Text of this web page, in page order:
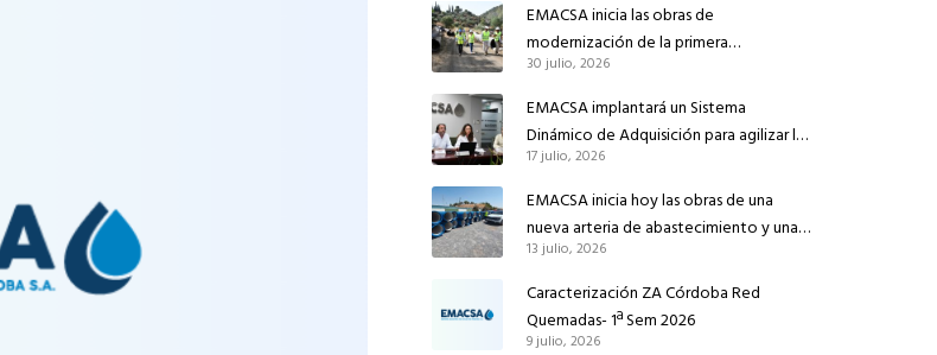
EMACSA inicia las obras de
modernización de la primera
conducción de abastecimiento para
reforzar el suministro de agua de
Córdoba
30 julio, 2026
EMACSA implantará un Sistema
Dinámico de Adquisición para agilizar la
contratación de obras en sus redes e
instalaciones
17 julio, 2026
EMACSA inicia hoy las obras de una
nueva arteria de abastecimiento y una
red de agua no potable en Ingeniero
Ruiz de Azúa
13 julio, 2026
Caracterización ZA Córdoba Red
Quemadas- 1ª Sem 2026
9 julio, 2026